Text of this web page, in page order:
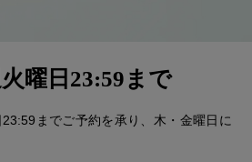
曜日23:59まで
までご予約を承り、木・金曜日に